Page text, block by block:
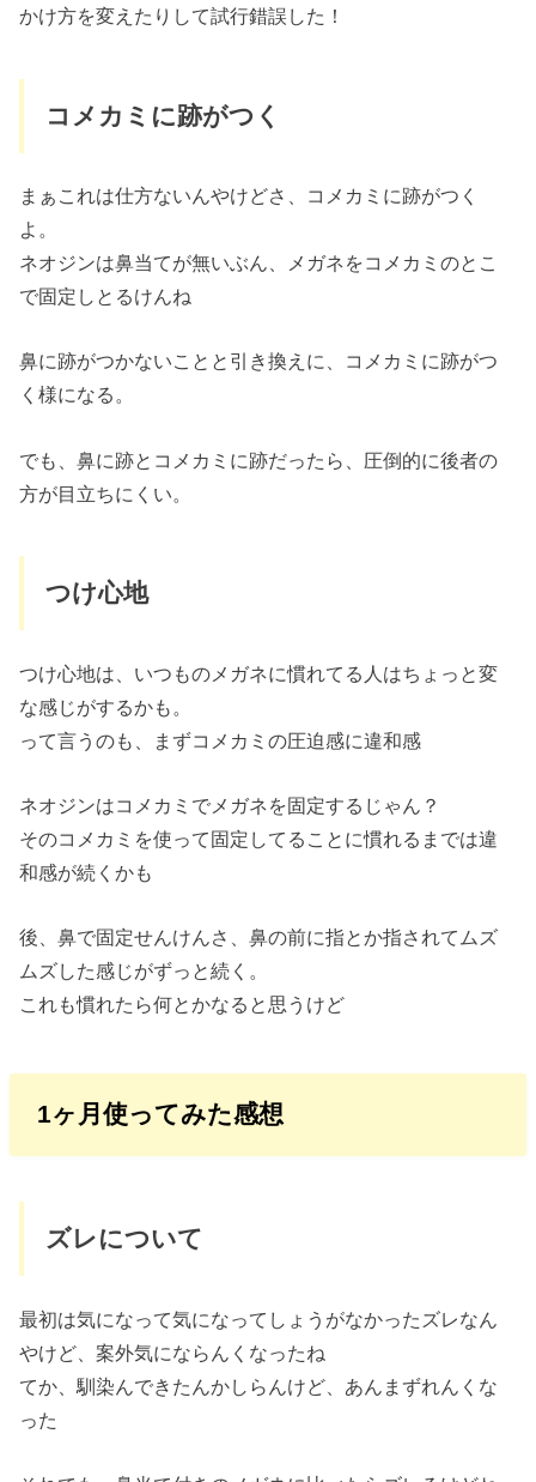
かけ方を変えたりして試行錯誤した！
コメカミに跡がつく
まぁこれは仕方ないんやけどさ、コメカミに跡がつく
よ。
ネオジンは鼻当てが無いぶん、メガネをコメカミのとこ
で固定しとるけんね
鼻に跡がつかないことと引き換えに、コメカミに跡がつ
く様になる。
でも、鼻に跡とコメカミに跡だったら、圧倒的に後者の
方が目立ちにくい。
つけ心地
つけ心地は、いつものメガネに慣れてる人はちょっと変
な感じがするかも。
って言うのも、まずコメカミの圧迫感に違和感
ネオジンはコメカミでメガネを固定するじゃん？
そのコメカミを使って固定してることに慣れるまでは違
和感が続くかも
後、鼻で固定せんけんさ、鼻の前に指とか指されてムズ
ムズした感じがずっと続く。
これも慣れたら何とかなると思うけど
1ヶ月使ってみた感想
ズレについて
最初は気になって気になってしょうがなかったズレなん
やけど、案外気にならんくなったね
てか、馴染んできたんかしらんけど、あんまずれんくな
った